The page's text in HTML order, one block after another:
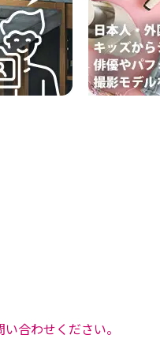
合わせください。